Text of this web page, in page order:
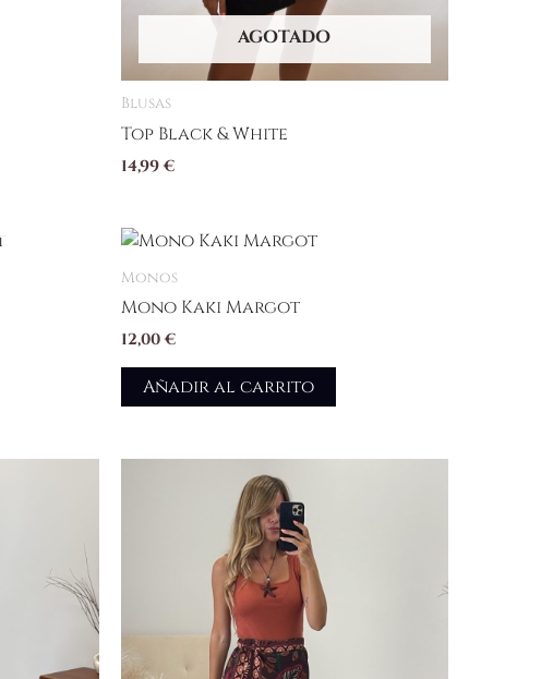
AGOTADO
Blusas
Top Black & White
14,99€
Monos
Mono Kaki Margot
12,00€
Añadir al carrito